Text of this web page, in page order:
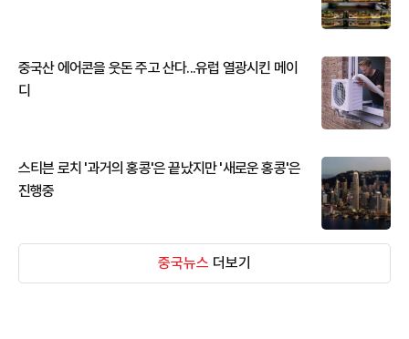
중국산 에어콘을 웃돈 주고 산다...유럽 열광시킨 메이
디
스티븐 로치 '과거의 홍콩'은 끝났지만 '새로운 홍콩'은
진행중
중국뉴스 더보기